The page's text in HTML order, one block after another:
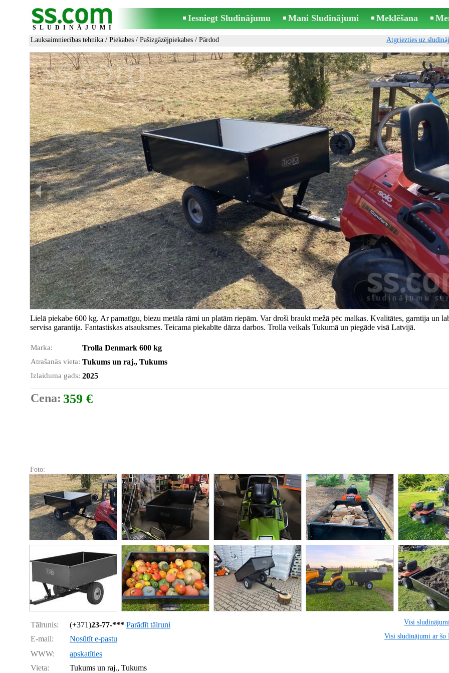
SLUDINĀJUMI
Iesniegt Sludinājumu Mani Sludinājumi Meklēšana
Lauksaimniecības tehnika / Piekabes / Pašizgāzējpiekabes / Pārdod Atgriezties uz
Lielā piekabe 600 kg. Ar pamatīgu, biezu metāla rāmi un platām riepām. Var droši braukt mežā pēc malkas. Kvalitātes, garntija un
servisa garantija. Fantastiskas atsauksmes. Teicama piekabīte dārza darbos. Trolla veikals Tukumā un piegāde visā Latvijā.
Marka: Trolla Denmark 600 kg
Atrašanās vieta: Tukums un raj., Tukums
Izlaiduma gads: 2025
Cena: 359 €
Foto:
Tālrunis: (+371)23-77-*** Parādīt tālruni Visi
E-mail: Nosūtīt e-pastu Visi sludinājumi ar šo
WWW:
apskatīties
Vieta:
Tukums un raj., Tukums